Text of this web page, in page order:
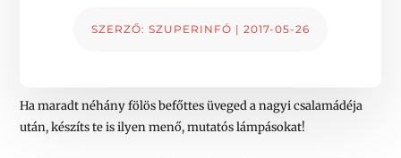
SZERZŐ: SZUPERINFÓ | 2017-05-26
Ha maradt néhány fölös befőttes üveged a nagyi csalamádéja
után, készíts te is ilyen menő, mutatós lámpásokat!